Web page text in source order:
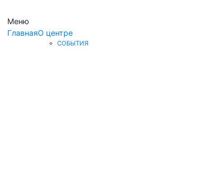
Меню
ГлавнаяО центре
СОБЫТИЯ